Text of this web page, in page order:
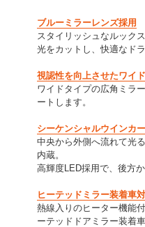
ブルーミラーレンズ採用
スタイリッシュなルック
光をカットし、快適なド
視認性を向上させたワイ
ワイドタイプの広角ミラ
ートします。
シーケンシャルウインカ
中央から外側へ流れて光
内蔵。
高輝度LED採用で、後方
ヒーテッドミラー装着車
熱線入りのヒーター機能
ーテッドドアミラー装着